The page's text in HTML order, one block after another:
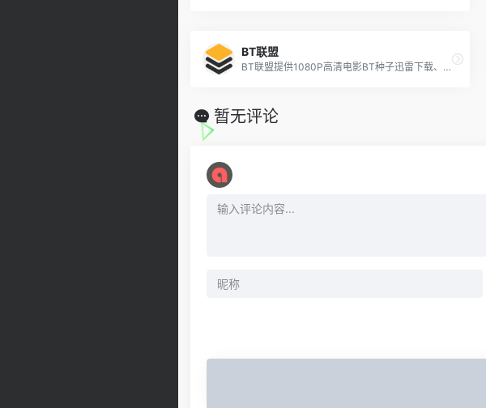
BT联盟
BT联盟提供1080P高清电影BT种子迅雷下载、美剧BT种子迅雷下载，美剧、国产剧、日韩剧、港台剧等均支持手机在线观看，是您的迅雷下载磁力天堂。
暂无评论